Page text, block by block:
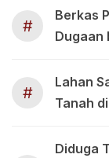
#
Berkas
Dugaan
#
Lahan
Tanah
Diduga